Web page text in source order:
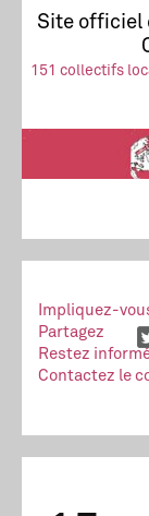
Site officiel
151 collectifs
Stop à
Impliquez-
Partagez
Restez
Contactez le